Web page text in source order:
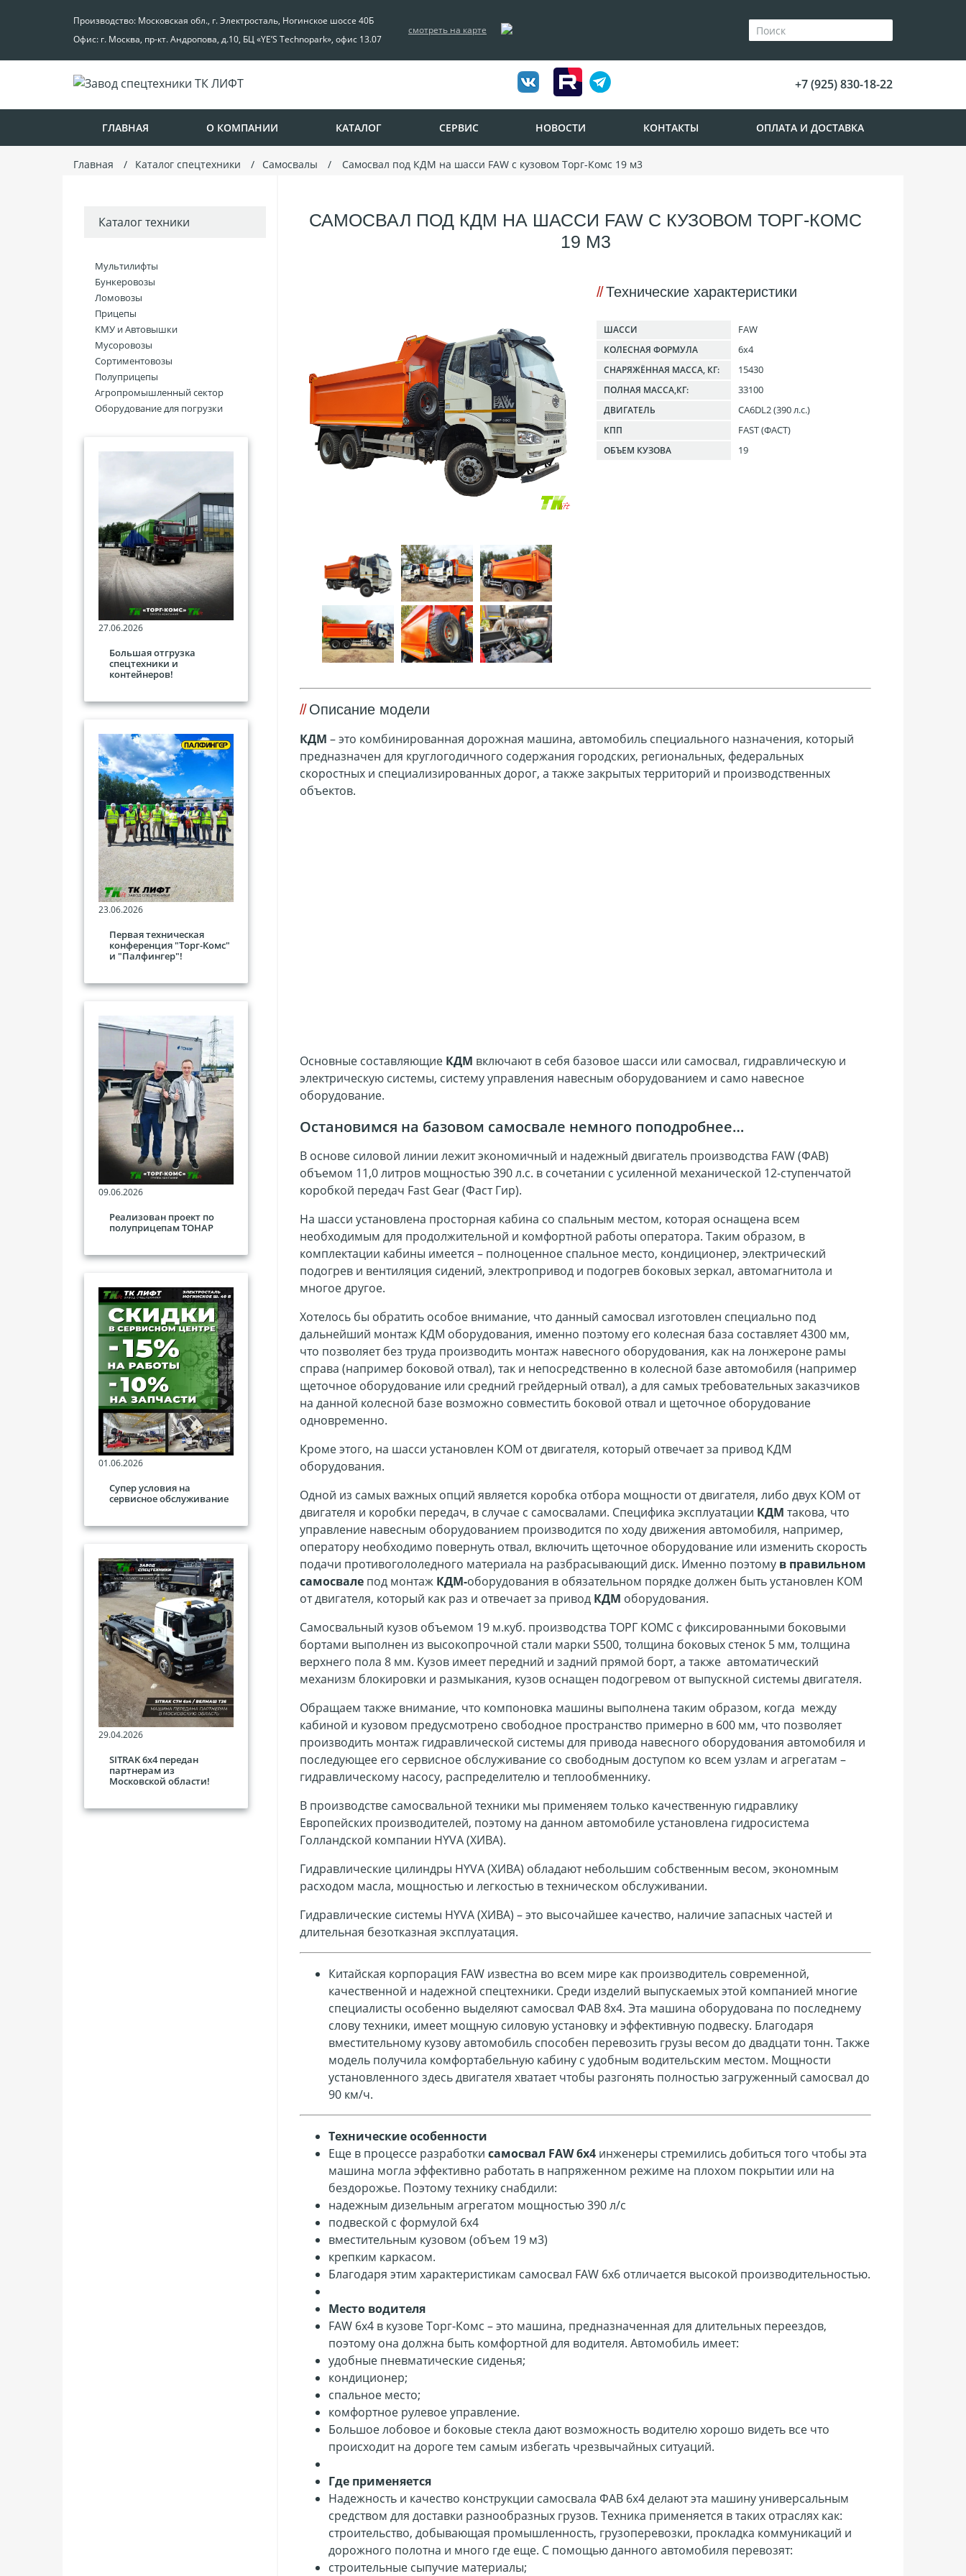
Производство: Московская обл., г. Электросталь, Ногинское шоссе 40Б
Офис: г. Москва, пр-кт. Андропова, д.10, БЦ «YE’S Technopark», офис 13.07
смотреть на карте
+7 (925) 830-18-22
ГЛАВНАЯ О КОМПАНИИ КАТАЛОГ СЕРВИС НОВОСТИ КОНТАКТЫ ОПЛАТА И ДОСТАВКА
Главная Каталог спецтехники Самосвалы Самосвал под КДМ на шасси FAW с кузовом Торг-Комс 19 м3
Каталог техники
Мультилифты
Бункеровозы
Ломовозы
Прицепы
КМУ и Автовышки
Мусоровозы
Сортиментовозы
Полуприцепы
Агропромышленный сектор
Оборудование для погрузки
27.06.2026
Большая отгрузка
спецтехники и
контейнеров!
23.06.2026
Первая техническая
конференция "Торг-Комс"
и "Палфингер"!
09.06.2026
Реализован проект по
полуприцепам ТОНАР
01.06.2026
Супер условия на
сервисное обслуживание
29.04.2026
SITRAK 6х4 передан
партнерам из
Московской области!
САМОСВАЛ ПОД КДМ НА ШАССИ FAW С КУЗОВОМ ТОРГ-КОМС
19 М3
Технические характеристики
ШАССИ FAW
КОЛЕСНАЯ ФОРМУЛА 6x4
СНАРЯЖЁННАЯ МАССА, КГ: 15430
ПОЛНАЯ МАССА,КГ: 33100
ДВИГАТЕЛЬ CA6DL2 (390 л.с.)
КПП FAST (ФАСТ)
ОБЪЕМ КУЗОВА 19
Описание модели
КДМ – это комбинированная дорожная машина, автомобиль специального назначения, который
предназначен для круглогодичного содержания городских, региональных, федеральных
скоростных и специализированных дорог, а также закрытых территорий и производственных
объектов.
Основные составляющие КДМ включают в себя базовое шасси или самосвал, гидравлическую и
электрическую системы, систему управления навесным оборудованием и само навесное
оборудование.
Остановимся на базовом самосвале немного поподробнее…
В основе силовой линии лежит экономичный и надежный двигатель производства FAW (ФАВ)
объемом 11,0 литров мощностью 390 л.с. в сочетании с усиленной механической 12-ступенчатой
коробкой передач Fast Gear (Фаст Гир).
На шасси установлена просторная кабина со спальным местом, которая оснащена всем
необходимым для продолжительной и комфортной работы оператора. Таким образом, в
комплектации кабины имеется – полноценное спальное место, кондиционер, электрический
подогрев и вентиляция сидений, электропривод и подогрев боковых зеркал, автомагнитола и
многое другое.
Хотелось бы обратить особое внимание, что данный самосвал изготовлен специально под
дальнейший монтаж КДМ оборудования, именно поэтому его колесная база составляет 4300 мм,
что позволяет без труда производить монтаж навесного оборудования, как на лонжероне рамы
справа (например боковой отвал), так и непосредственно в колесной базе автомобиля (например
щеточное оборудование или средний грейдерный отвал), а для самых требовательных заказчиков
на данной колесной базе возможно совместить боковой отвал и щеточное оборудование
одновременно.
Кроме этого, на шасси установлен КОМ от двигателя, который отвечает за привод КДМ
оборудования.
Одной из самых важных опций является коробка отбора мощности от двигателя, либо двух КОМ от
двигателя и коробки передач, в случае с самосвалами. Специфика эксплуатации КДМ такова, что
управление навесным оборудованием производится по ходу движения автомобиля, например,
оператору необходимо повернуть отвал, включить щеточное оборудование или изменить скорость
подачи противогололедного материала на разбрасывающий диск. Именно поэтому в правильном
самосвале под монтаж КДМ-оборудования в обязательном порядке должен быть установлен КОМ
от двигателя, который как раз и отвечает за привод КДМ оборудования.
Самосвальный кузов объемом 19 м.куб. производства ТОРГ КОМС с фиксированными боковыми
бортами выполнен из высокопрочной стали марки S500, толщина боковых стенок 5 мм, толщина
верхнего пола 8 мм. Кузов имеет передний и задний прямой борт, а также автоматический
механизм блокировки и размыкания, кузов оснащен подогревом от выпускной системы двигателя.
Обращаем также внимание, что компоновка машины выполнена таким образом, когда между
кабиной и кузовом предусмотрено свободное пространство примерно в 600 мм, что позволяет
производить монтаж гидравлической системы для привода навесного оборудования автомобиля и
последующее его сервисное обслуживание со свободным доступом ко всем узлам и агрегатам –
гидравлическому насосу, распределителю и теплообменнику.
В производстве самосвальной техники мы применяем только качественную гидравлику
Европейских производителей, поэтому на данном автомобиле установлена гидросистема
Голландской компании HYVA (ХИВА).
Гидравлические цилиндры HYVA (ХИВА) обладают небольшим собственным весом, экономным
расходом масла, мощностью и легкостью в техническом обслуживании.
Гидравлические системы HYVA (ХИВА) – это высочайшее качество, наличие запасных частей и
длительная безотказная эксплуатация.
Китайская корпорация FAW известна во всем мире как производитель современной,
качественной и надежной спецтехники. Среди изделий выпускаемых этой компанией многие
специалисты особенно выделяютсамосвал ФАВ 8х4. Эта машина оборудована по последнему
слову техники, имеет мощную силовую установку и эффективную подвеску. Благодаря
вместительному кузову автомобиль способен перевозить грузы весом до двадцати тонн. Также
модель получила комфортабельную кабину с удобным водительским местом. Мощности
установленного здесь двигателя хватает чтобы разгонять полностью загруженный самосвал до
90 км/ч.
Технические особенности
Еще в процессе разработки самосвал FAW 6х4 инженеры стремились добиться того чтобы эта
машина могла эффективно работать в напряженном режиме на плохом покрытии или на
бездорожье. Поэтому технику снабдили:
надежным дизельным агрегатом мощностью 390 л/с
подвеской с формулой 6х4
вместительным кузовом (объем 19 м3)
крепким каркасом.
Благодаря этим характеристикам самосвал FAW 6х6 отличается высокой производительностью.
Место водителя
FAW 6х4 в кузове Торг-Комс – это машина, предназначенная для длительных переездов,
поэтому она должна быть комфортной для водителя. Автомобиль имеет:
удобные пневматические сиденья;
кондиционер;
спальное место;
комфортное рулевое управление.
Большое лобовое и боковые стекла дают возможность водителю хорошо видеть все что
происходит на дороге тем самым избегать чрезвычайных ситуаций.
Где применяется
Надежность и качество конструкции самосвала ФАВ 6х4 делают эта машину универсальным
средством для доставки разнообразных грузов. Техника применяется в таких отраслях как:
строительство, добывающая промышленность, грузоперевозки, прокладка коммуникаций и
дорожного полотна и много где еще. С помощью данного автомобиля перевозят:
строительные сыпучие материалы;